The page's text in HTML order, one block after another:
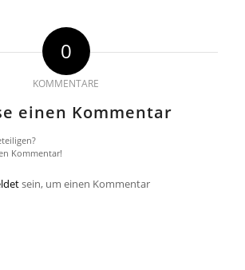
0
KOMMENTARE
einen Kommentar
Kommentar!
sein, um einen Kommentar